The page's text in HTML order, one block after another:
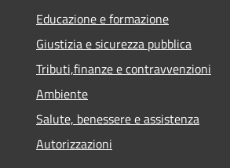
Educazione e formazione
Giustizia e sicurezza pubblica
Tributi,finanze e contravvenzioni
Ambiente
Salute, benessere e assistenza
Autorizzazioni